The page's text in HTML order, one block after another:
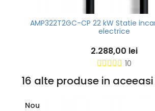
AMP322T2GC-CP 22 kW Statie
electrice
2.288,00 lei
10
16 alte produse in
Nou